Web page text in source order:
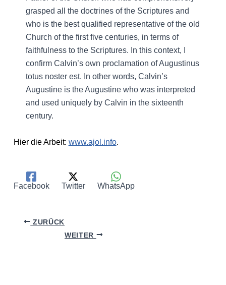
grasped all the doctrines of the Scriptures and
who is the best qualified representative of the old
Church of the first five centuries, in terms of
faithfulness to the Scriptures. In this context, I
confirm Calvin’s own proclamation of Augustinus
totus noster est. In other words, Calvin’s
Augustine is the Augustine who was interpreted
and used uniquely by Calvin in the sixteenth
century.
Hier die Arbeit: www.ajol.info.
Facebook Twitter WhatsApp
ZURÜCK
WEITER